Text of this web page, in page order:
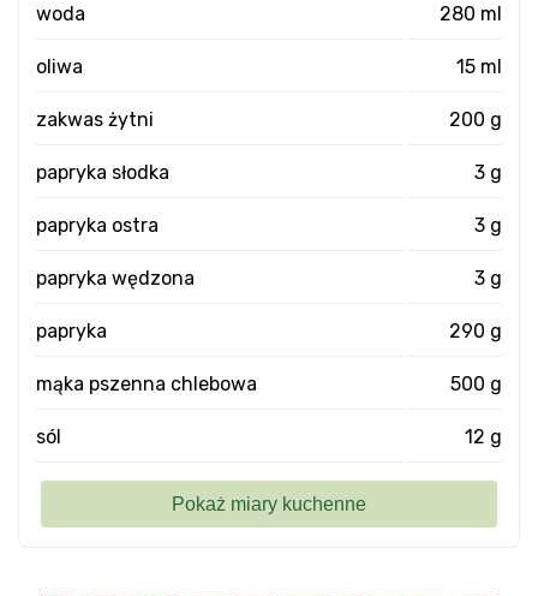
woda 280 ml
oliwa 15 ml
zakwas żytni 200 g
papryka słodka 3 g
papryka ostra 3 g
papryka wędzona 3 g
papryka 290 g
mąka pszenna chlebowa 500 g
sól 12 g